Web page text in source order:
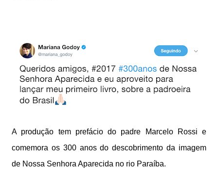
A produção tem prefácio do padre Marcelo Rossi e
comemora os 300 anos do descobrimento da imagem
de Nossa Senhora Aparecida no rio Paraíba.